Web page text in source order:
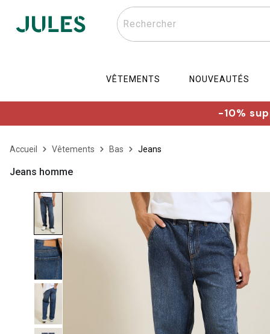
Rechercher
VÊTEMENTS NOUVEAUTÉS
-10%
Accueil Vêtements Bas Jeans
Jeans homme